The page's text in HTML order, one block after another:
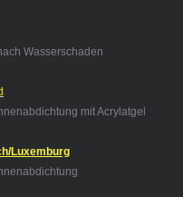
Wasserschaden
mit Acrylatgel
Luxemburg